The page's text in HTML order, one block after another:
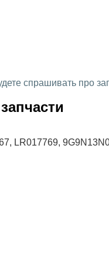
спрашивать про
LR017769,